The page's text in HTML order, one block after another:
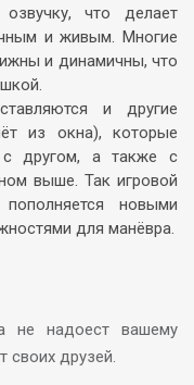
что делает
и живым. Многие
и динамичны, что
и другие
из окна), которые
с другом, а также с
выше. Так игровой
новыми
для манёвра.
не надоест вашему
своих друзей.